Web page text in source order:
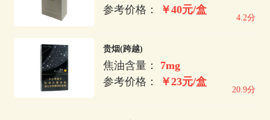
参考价格：
￥40元/盒
4.2分
贵烟(跨越)
焦油含量： 7mg
参考价格：
￥23元/盒
20.9分